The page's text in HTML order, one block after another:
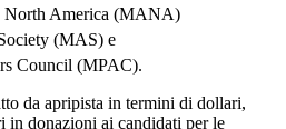
North America (MANA)
(MAS) e
Council (MPAC).
da apripista in termini di dollari,
in donazioni ai candidati per le